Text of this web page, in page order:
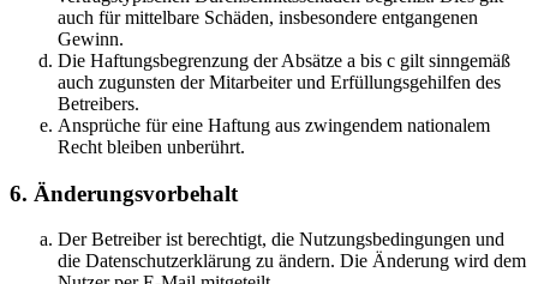
auch für mittelbare Schäden, insbesondere entgangenen
Gewinn.
Die Haftungsbegrenzung der Absätze a bis c gilt sinngemäß
auch zugunsten der Mitarbeiter und Erfüllungsgehilfen des
Betreibers.
Ansprüche für eine Haftung aus zwingendem nationalem
Recht bleiben unberührt.
6. Änderungsvorbehalt
Der Betreiber ist berechtigt, die Nutzungsbedingungen und
die Datenschutzerklärung zu ändern. Die Änderung wird dem